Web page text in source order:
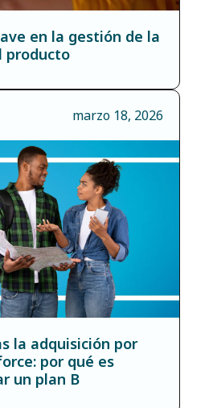
en la gestión de la
producto
marzo 18, 2026
la adquisición por
por qué es
un plan B